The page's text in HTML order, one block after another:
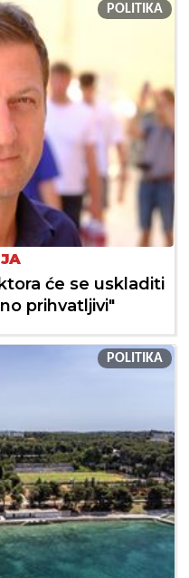
POLITIKA
će se uskladiti
prihvatljivi"
POLITIKA